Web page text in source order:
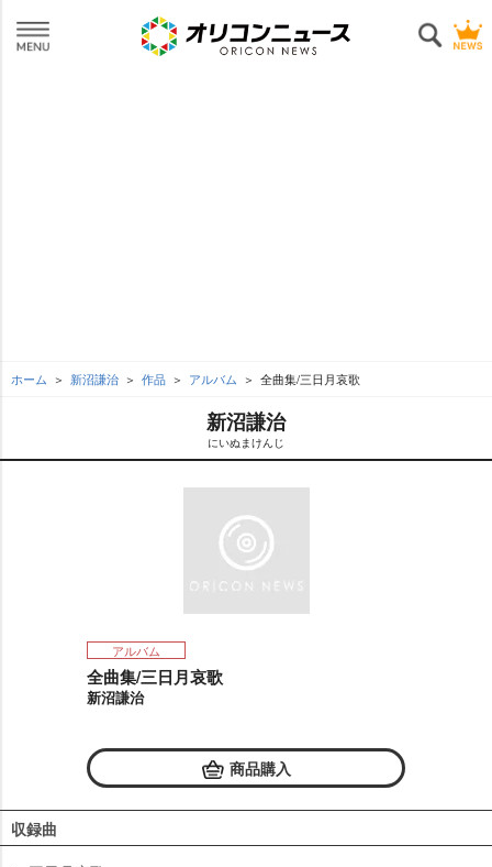
ホーム 新沼謙治 作品 アルバム 全曲集/三日月哀歌
新沼謙治
にいぬまけんじ
アルバム
全曲集/三日月哀歌
新沼謙治
商品購入
収録曲